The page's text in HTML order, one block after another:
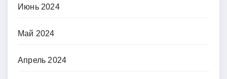
Июнь 2024
Май 2024
Апрель 2024